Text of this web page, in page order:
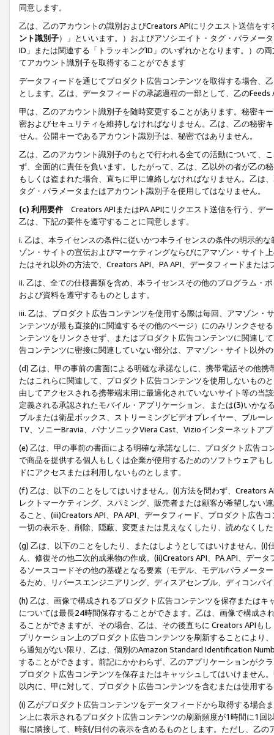
同意します。
乙は、乙のアカウントの識別およびCreators APIにリクエスト送信を
ント識別子）」といいます。）およびアソシエイト・タグ・パラメー
ID」または関連する「トラッキングID」のいずれかとなります。）の
てアカウント識別子を取得することができます
データフィードを通じてプロダクト広告コンテンツを取得する場合、
とします。乙は、データフィードの承認過程の一部として、乙の
甲は、乙のアカウント識別子を随時変更することがあります。秘密キ
密およびセキュリティを維持しなければなりません。乙は、乙の秘密
せん。公開キーであるアカウント識別子は、秘密ではありません。
乙は、乙のアカウント識別子のもとで行われる全ての活動について、
ず、全面的に責任を負います。したがって、乙は、乙以外の者が乙の
もしくは盗まれた場合、直ちに甲に連絡しなければなりません。乙は
タグ・パラメータまたはアカウント識別子を使用してはなりません。
(c) 利用要件 Creators APIまたはPA APIにリクエスト送信を行う、デ
乙は、下記の要件を遵守することに同意します。
i. 乙は、本ライセンスの条件に従いかつ本ライセンスの条件の明示的
ゾン・サイトの宣伝およびマーケティングならびにアマゾン・サイト
たはそれ以外の方法で、Creators API、PA API、データフィードまた
ii. 乙は、全ての仕様書類を含め、本ライセンスその他のプログラム・
および資料を遵守するものとします。
iii. 乙は、プロダクト広告コンテンツを使用する際は毎回、アマゾン
ンテンツが最も直接的に関連するその他のページ）にのみリンクさせ
ンテンツをリンクさせず、またはプロダクト広告コンテンツに関連し
告コンテンツに密接に関連していない部分は、アマゾン・サイト以外
(d) 乙は、甲の事前の書面による明確な承諾なしに、携帯電話その他
たはこれらに関連して、プロダクト広告コンテンツを使用しないもの
由してアクセスされる携帯端末用に最適化されていないサイト等の当
定義される承認されたモバイル・アプリケーション、または(3)いか
ブルまたは衛星ボックス、ストリーミングビデオプレイヤー、ブルー
TV、ソニーBravia、パナソニックViera Cast、Vizioインターネットア
(e) 乙は、甲の事前の書面による明確な承諾なしに、プロダクト広告
で商品を提供する個人もしくは企業が使用するためのソフトウェアも
ドにアクセスまたは利用しないものとします。
(f) 乙は、以下のことをしてはいけません。(i)方法を問わず、Creators
レクトマーケティング、スパミング、販売者または顧客が希望しない
ること、(iii)Creators API、PA API、データフィード、プロダクト広告
一切の表示を、削除、隠蔽、変更または見えなくしたり、読めなくし
(g) 乙は、以下のことをしたり、またはしようとしてはいけません。
ん、修復その他二次的成果物の作成。(ii)Creators API、PA API、デー
るソースコードその他の基礎となる要素（モデル、モデルパラメータ
るため、リバースエンジニアリング、ディスアセンブル、ディコンパ
(h) 乙は、画像で構成されるプロダクト広告コンテンツを保存または
については最長24時間保存することができます。乙は、画像で構成
ることができますが、その場合、乙は、その後直ちに Creators APIも
プリケーション上のプロダクト広告コンテンツを刷新することにより
ら通知がない限り、乙は、個別のAmazon Standard Identification
することができます。前記にかかわらず、乙のアプリケーションがク
プロダクト広告コンテンツを保存またはキャッシュしてはいけません
以内に、甲に対して、プロダクト広告コンテンツを含むまたは使用す
(i) 乙がプロダクト広告コンテンツをデータフィードから取得する場合
ン上に表示されるプロダクト広告コンテンツの刷新頻度が1時間に1
報に隣接して、時刻/日付の表示を含めるものとします。ただし、乙